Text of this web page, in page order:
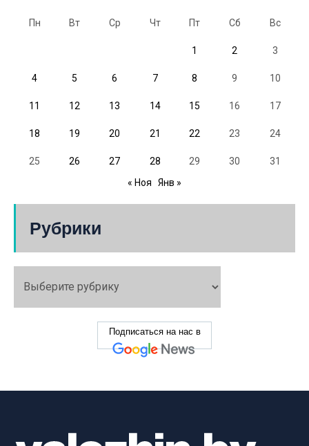
Пн Вт Ср Чт Пт Сб Вс
1 2 3
4 5 6 7 8 9 10
11 12 13 14 15 16 17
18 19 20 21 22 23 24
25 26 27 28 29 30
31
« Ноя
Янв »
Рубрики
Подписаться на нас в